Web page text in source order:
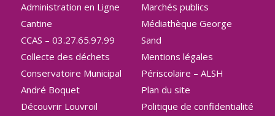
Administration en Ligne
Cantine
CCAS – 03.27.65.97.99
Collecte des déchets
Conservatoire Municipal
André Boquet
Découvrir Louvroil
Marchés publics
Médiathèque George
Sand
Mentions légales
Périscolaire – ALSH
Plan du site
Politique de confidentialité